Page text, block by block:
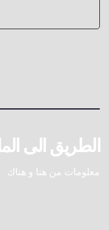
الطريق الى
معلومات من هنا و هناك